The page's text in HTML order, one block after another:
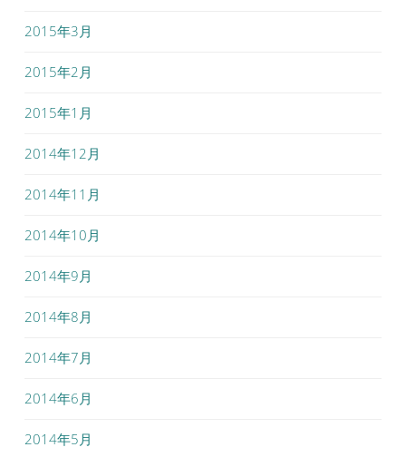
2015年3月
2015年2月
2015年1月
2014年12月
2014年11月
2014年10月
2014年9月
2014年8月
2014年7月
2014年6月
2014年5月